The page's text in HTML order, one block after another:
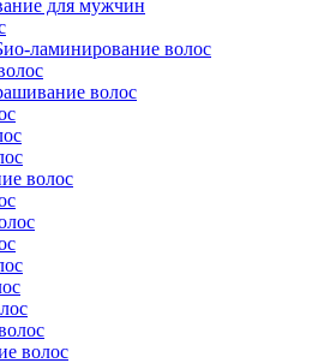
для мужчин
ламинирование волос
волос
волос
волос